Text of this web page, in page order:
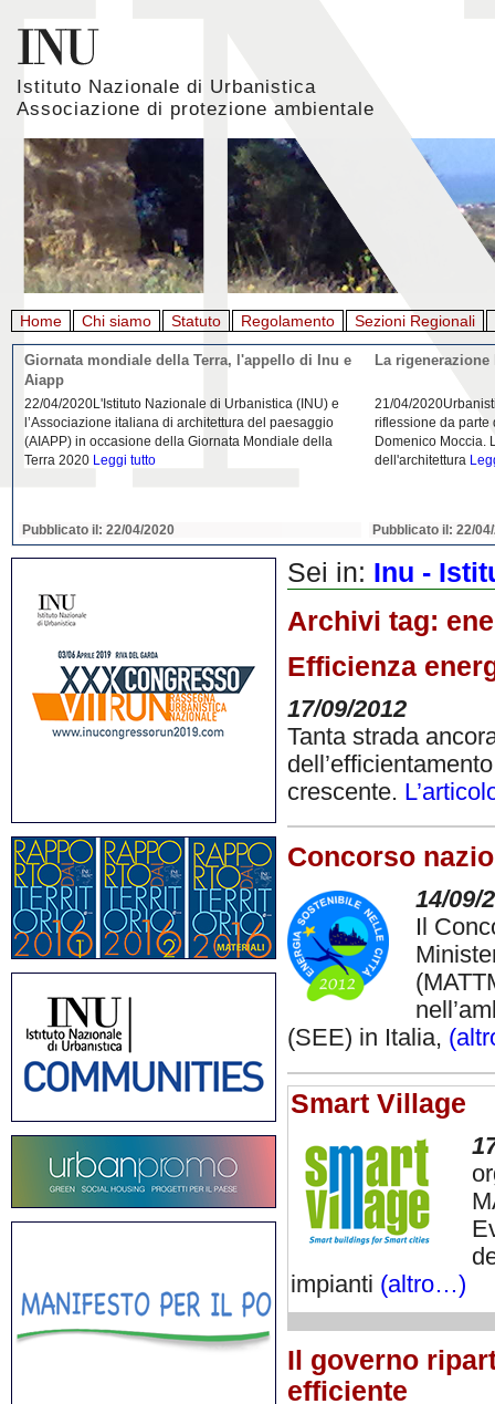
Istituto Nazionale di Urbanistica
Associazione di protezione ambientale
Home Chi siamo Statuto Regolamento Sezioni Regionali
Giornata mondiale della Terra, l'appello di Inu e
Aiapp
22/04/2020L'Istituto Nazionale di Urbanistica (INU) e
l’Associazione italiana di architettura del paesaggio
(AIAPP) in occasione della Giornata Mondiale della
Terra 2020 Leggi tutto
Pubblicato il: 22/04/2020
La
21/04/
riflessione da parte
Domenico Moccia.
dell'architettura
Pubblicato il: 22/
Sei in: Inu -
Archivi tag:
Efficienza
17/09/2012
Tanta strada
crescente.
Concorso
14/09/
Il
(SEE) in Italia,
Smart Village
impianti (altro…)
Il governo
efficiente